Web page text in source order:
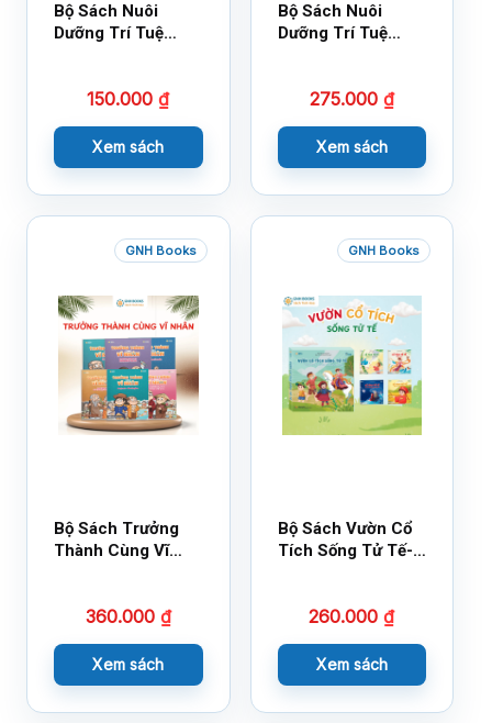
Bộ Sách Nuôi
Dưỡng Trí Tuệ
150.000₫
Xem sách
Bộ Sách Nuôi
Dưỡng Trí Tuệ
275.000 ₫
Xem sách
GNH Books
Bộ Sách Trưởng
Thành Cùng Vĩ
360.000 ₫
Xem sách
GNH Books
Bộ Sách Vườn Cổ
Tích Sống Tử Tế-
260.000₫
Xem sách